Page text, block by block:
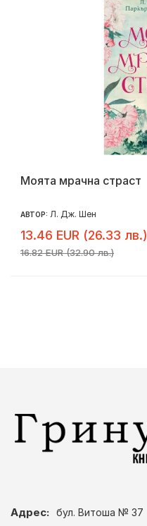
Моята мрачна страст
АВТОР: Л. Дж. Шен
13.46 EUR (26.33 лв.)
16.82 EUR (32.90 лв.)
Адрес: бул. Витоша № 37